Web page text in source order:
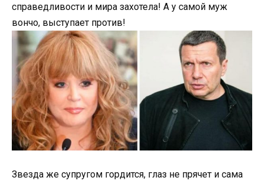
справедливости и мира захотела! А у самой муж
вончо, выступает против!
Звезда же супругом гордится, глаз не прячет и сама